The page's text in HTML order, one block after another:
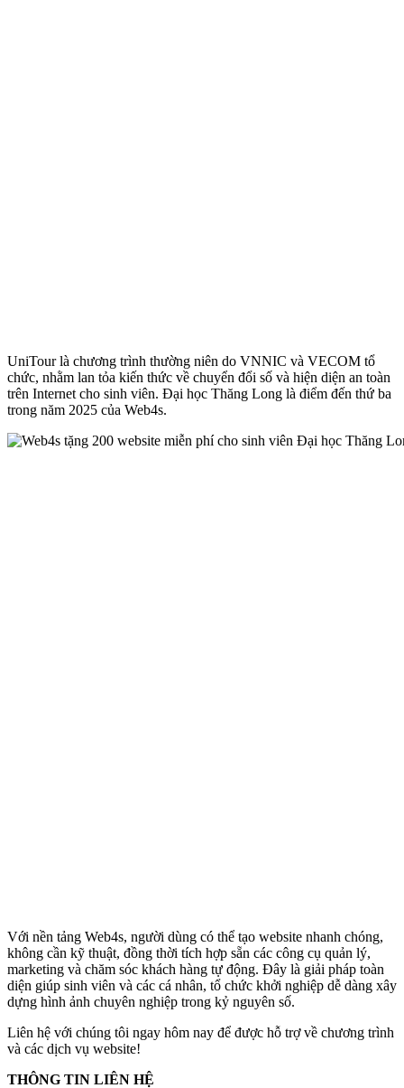
UniTour là chương trình thường niên do VNNIC và VECOM tổ
chức, nhằm lan tỏa kiến thức về chuyển đổi số và hiện diện an toàn
trên Internet cho sinh viên. Đại học Thăng Long là điểm đến thứ ba
trong năm 2025 của Web4s.
Với nền tảng Web4s, người dùng có thể tạo website nhanh chóng,
không cần kỹ thuật, đồng thời tích hợp sẵn các công cụ quản lý,
marketing và chăm sóc khách hàng tự động. Đây là giải pháp toàn
diện giúp sinh viên và các cá nhân, tổ chức khởi nghiệp dễ dàng xây
dựng hình ảnh chuyên nghiệp trong kỷ nguyên số.
Liên hệ với chúng tôi ngay hôm nay để được hỗ trợ về chương trình
và các dịch vụ website!
THÔNG TIN LIÊN HỆ